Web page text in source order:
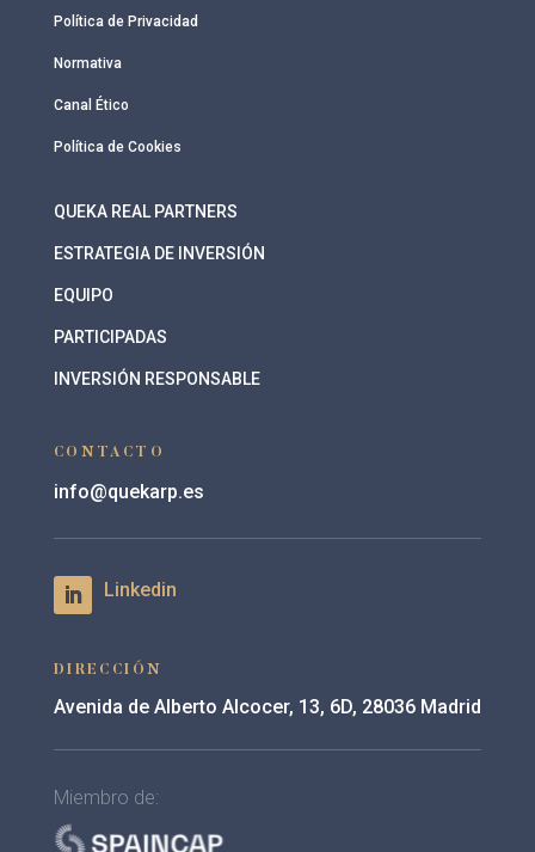
Política de Privacidad
Normativa
Canal Ético
Política de Cookies
QUEKA REAL PARTNERS
ESTRATEGIA DE INVERSIÓN
EQUIPO
PARTICIPADAS
INVERSIÓN RESPONSABLE
CONTACTO
info@quekarp.es
DIRECCIÓN
Avenida de Alberto Alcocer, 13, 6D, 28036 Madrid
Miembro de: